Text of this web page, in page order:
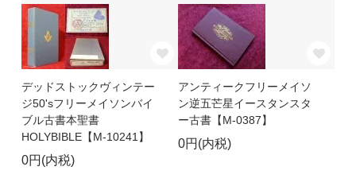
デッドストックヴィンテー
ジ50'sフリーメイソンバイ
ブル古書本聖書
HOLYBIBLE【M-10241】
0円(内税)
アンティークフリーメイソ
ン逆五芒星イースタンスタ
ー古書【M-0387】
0円(内税)